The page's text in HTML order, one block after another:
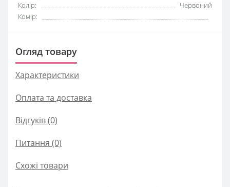
Колір:
Червоний
Комір:
Огляд товару
Характеристики
Оплата та доставка
Відгуків (0)
Питання (0)
Схожі товари